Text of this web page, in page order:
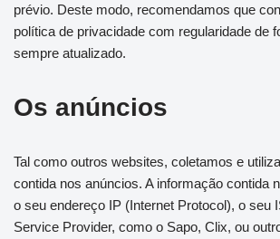
prévio. Deste modo, recomendamos que
política de privacidade com regularidade de
sempre atualizado.
Os anúncios
Tal como outros websites, coletamos e
contida nos anúncios. A informação contida
o seu endereço IP (Internet Protocol), o seu
Service Provider, como o Sapo, Clix, ou